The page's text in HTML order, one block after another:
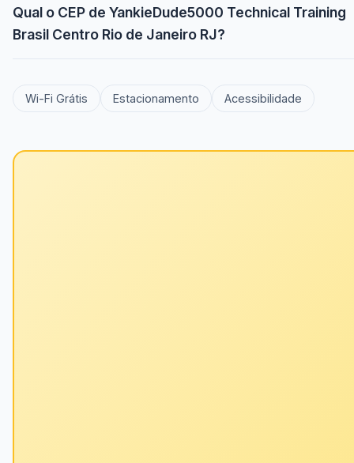
Qual o CEP de YankieDude5000 Technical Training
Brasil Centro Rio de Janeiro RJ?
Wi-Fi Grátis Estacionamento Acessibilidade